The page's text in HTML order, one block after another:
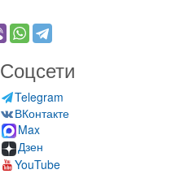
Соцсети
Telegram
ВКонтакте
Max
Дзен
YouTube